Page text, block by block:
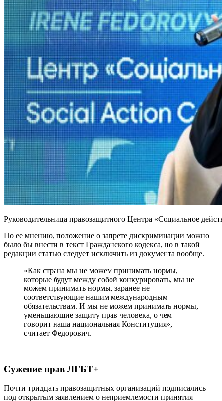
Руководительница правозащитного Центра «Социальное
По ее мнению, положение о запрете дискриминации можно
было бы внести в текст Гражданского кодекса, но в такой
редакции статью следует исключить из документа вообще.
«Как страна мы не можем принимать нормы,
которые будут между собой конкурировать, мы не
можем принимать нормы, заранее не
соответствующие нашим международным
обязательствам. И мы не можем принимать нормы,
уменьшающие защиту прав человека, о чем
говорит наша национальная Конституция», —
считает Федорович.
Сужение прав ЛГБТ+
Почти тридцать правозащитных организаций подписались
под открытым заявлением о неприемлемости принятия